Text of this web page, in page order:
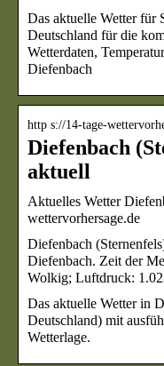
Das aktuelle Wetter für
Deutschland für die
Wetterdaten,
Diefenbach
http s://14-tage-
Diefenbach
aktuell
Aktuelles Wetter
wettervorhersage.de
Diefenbach
Diefenbach. Zeit der
Wolkig; Luftdruck:
Das aktuelle Wetter in
Deutschland) mit
Wetterlage.